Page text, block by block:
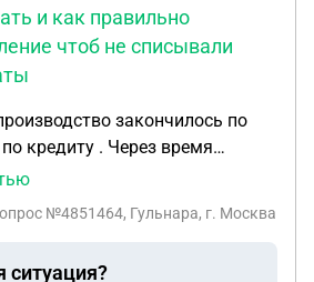
и как правильно
чтоб не списывали
закончилось по
кредиту . Через время
карты по исполнительному
составить заявление
№4851464, Гульнара, г. Москва
ситуация?